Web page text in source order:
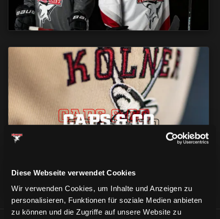
Diese Webseite verwendet Cookies
Wir verwenden Cookies, um Inhalte und Anzeigen zu
personalisieren, Funktionen für soziale Medien anbieten
zu können und die Zugriffe auf unsere Website zu
CAPS & CO
CAPS & CO
CAPS & CO